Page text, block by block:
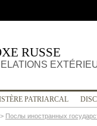
RUSSE
PATRIARCAL
> Послы иностранных